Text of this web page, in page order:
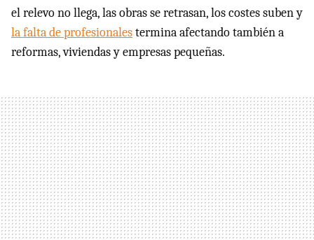
el relevo no llega, las obras se retrasan, los costes suben y
la falta de profesionalestermina afectando también a
reformas, viviendas y empresas pequeñas.